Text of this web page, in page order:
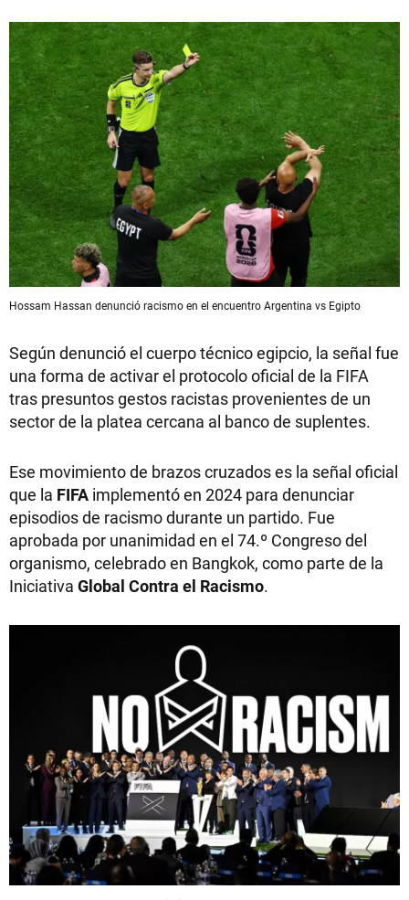
Hossam Hassan denunció racismo en el encuentro Argentina vs Egipto
Según denunció el cuerpo técnico egipcio, la señal fue
una forma de activar el protocolo oficial de la FIFA
tras presuntos gestos racistas provenientes de un
sector de la platea cercana al banco de suplentes.
Ese movimiento de brazos cruzados es la señal oficial
que la FIFA implementó en 2024 para denunciar
episodios de racismo durante un partido. Fue
aprobada por unanimidad en el 74.º Congreso del
organismo, celebrado en Bangkok, como parte de la
Iniciativa Global Contra el Racismo.